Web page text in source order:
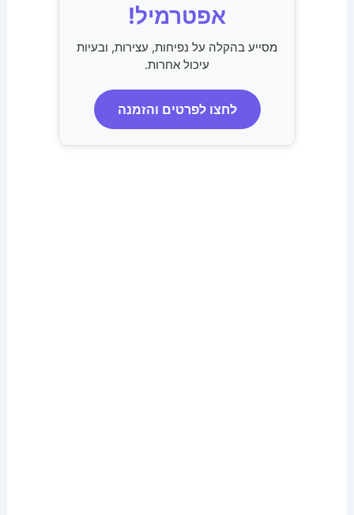
אפטרמיל!
מסייע בהקלה על נפיחות, עצירות, ובעיות
עיכול אחרות.
לחצו לפרטים והזמנה